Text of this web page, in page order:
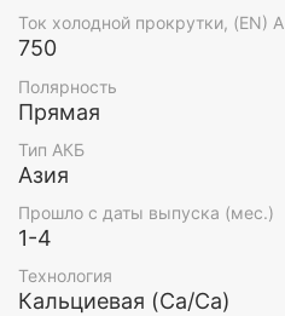
Ток холодной прокрутки, (EN) А
750
Полярность
Прямая
Тип АКБ
Азия
Прошло с даты выпуска (мес.)
1-4
Технология
Кальциевая (Ca/Ca)